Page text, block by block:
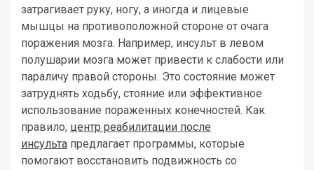
затрагивает руку, ногу, а иногда и лицевые
мышцы на противоположной стороне от очага
поражения мозга. Например, инсульт в левом
полушарии мозга может привести к слабости или
параличу правой стороны. Это состояние может
затруднять ходьбу, стояние или эффективное
использование пораженных конечностей. Как
правило, центр реабилитации после
инсульта предлагает программы, которые
помогают восстановить подвижность со